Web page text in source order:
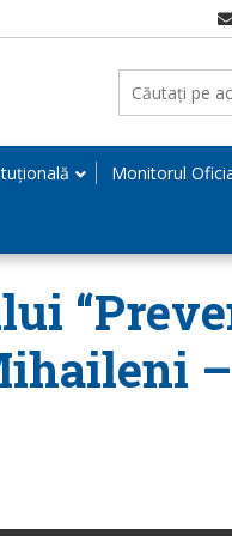
Monitorul
–